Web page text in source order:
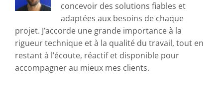
concevoir des solutions fiables et
adaptées aux besoins de chaque
projet. J’accorde une grande importance à la
rigueur technique et à la qualité du travail, tout en
restant à l’écoute, réactif et disponible pour
accompagner au mieux mes clients.